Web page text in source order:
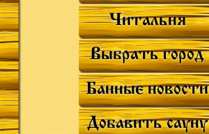
Читальня
Выбрать город
Банные новости
Добавить сауну